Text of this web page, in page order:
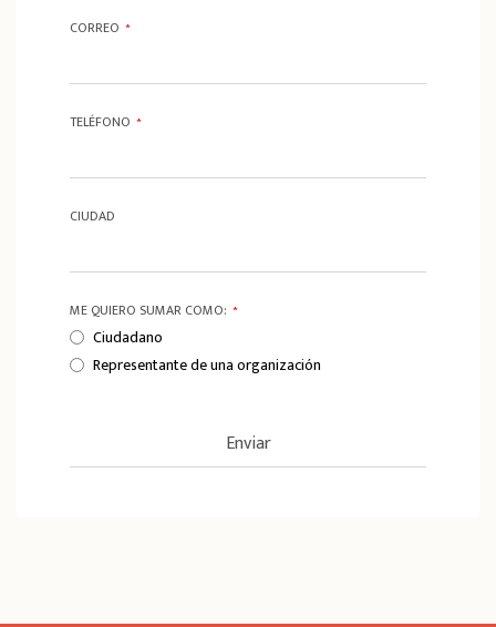
CORREO *
TELÉFONO *
CIUDAD
ME QUIERO SUMAR COMO: *
Ciudadano
Representante de una organización
Enviar